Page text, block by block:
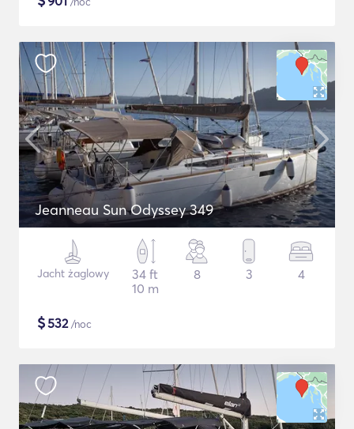
Jeanneau Sun Odyssey 349
Jacht żaglowy
34 ft
10 m
8 3 4
$532/noc